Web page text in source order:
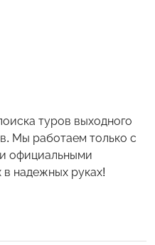
туров выходного
Мы работаем только с
официальными
надежных руках!